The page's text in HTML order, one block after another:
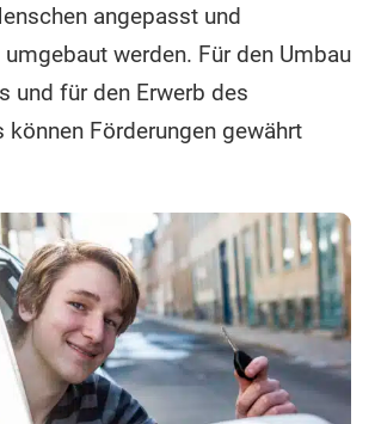
angepasst und
werden. Für den Umbau
und für den Erwerb des
können Förderungen gewährt